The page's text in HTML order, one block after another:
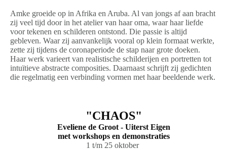
Amke groeide op in Afrika en Aruba. Al van jongs af aan bracht
zij veel tijd door in het atelier van haar oma, waar haar liefde
voor tekenen en schilderen ontstond. Die passie is altijd
gebleven. Waar zij aanvankelijk vooral op klein formaat werkte,
zette zij tijdens de coronaperiode de stap naar grote doeken.
Haar werk varieert van realistische schilderijen en portretten tot
intuïtieve abstracte composities. Daarnaast schrijft zij gedichten
die regelmatig een verbinding vormen met haar beeldende werk.
"CHAOS"
Eveliene de Groot - Uiterst Eigen
met workshops en demonstraties
1 t/m 25 oktober